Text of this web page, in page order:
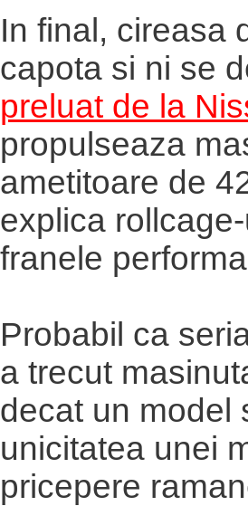
In final, cireasa
capota si ni se
preluat de la
propulseaza
ametitoare de
explica
franele
Probabil ca
a trecut
decat un model
unicitatea unei
pricepere